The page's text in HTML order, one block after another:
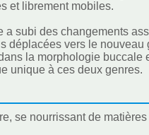
et librement mobiles.
a subi des changements
déplacées vers le
la morphologie
unique à ces deux genres.
se nourrissant de